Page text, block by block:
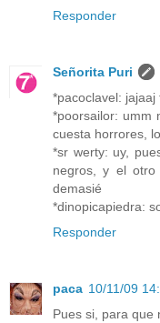
Responder
Señorita Puri
*pacoclavel:
*poorsailor: umm
cuesta horrores, lo
*sr werty: uy,
negros, y el
demasié
*dinopicapiedra:
Responder
paca 10/11/09
Pues si, para que